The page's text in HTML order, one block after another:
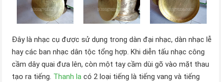
Đây là nhạc cụ được sử dụng trong dàn đại nhạc, dàn nhạc lễ
hay các ban nhạc dân tộc tổng hợp. Khi diễn tấu nhạc công
cầm dây quai đưa lên, còn một tay cầm dùi gõ vào mặt thau
tạo ra tiếng. Thanh la có 2 loại tiếng là tiếng vang và tiếng